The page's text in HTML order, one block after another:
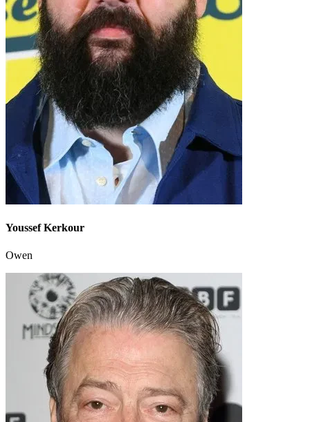
Youssef Kerkour
Owen